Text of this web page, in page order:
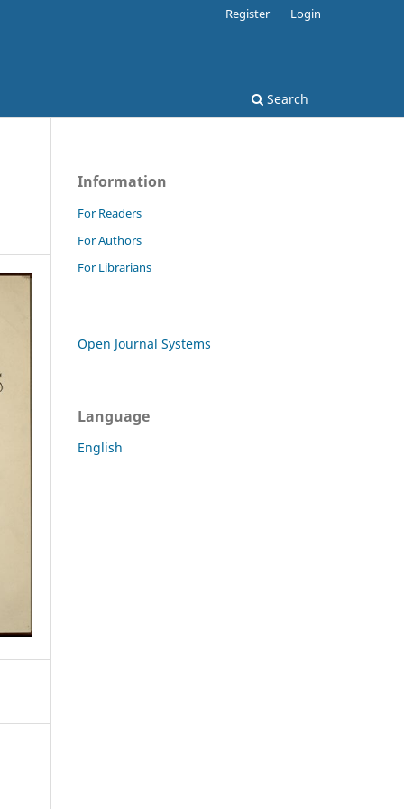
Search
Register Login
Information
For Readers
For Authors
For Librarians
Open Journal Systems
Language
English